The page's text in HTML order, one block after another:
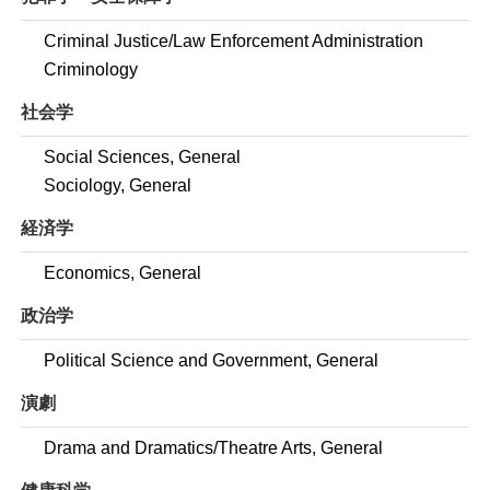
Criminal Justice/Law Enforcement Administration
Criminology
社会学
Social Sciences, General
Sociology, General
経済学
Economics, General
政治学
Political Science and Government, General
演劇
Drama and Dramatics/Theatre Arts, General